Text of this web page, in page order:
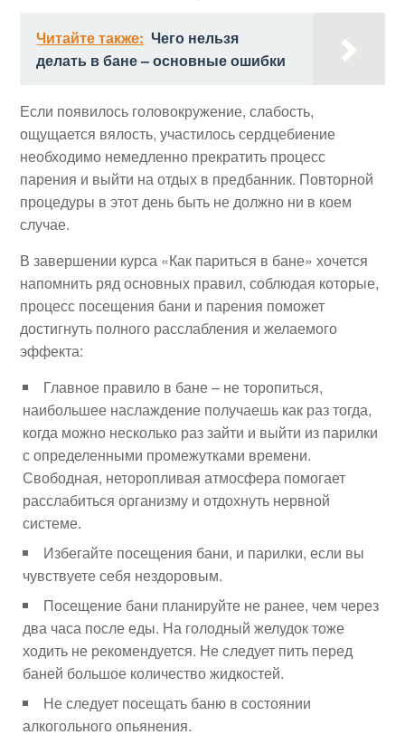
Читайте также: Чего нельзя
делать в бане – основные ошибки
Если появилось головокружение, слабость,
ощущается вялость, участилось сердцебиение
необходимо немедленно прекратить процесс
парения и выйти на отдых в предбанник. Повторной
процедуры в этот день быть не должно ни в коем
случае.
В завершении курса «Как париться в бане» хочется
напомнить ряд основных правил, соблюдая которые,
процесс посещения бани и парения поможет
достигнуть полного расслабления и желаемого
эффекта:
Главное правило в бане – не торопиться,
наибольшее наслаждение получаешь как раз тогда,
когда можно несколько раз зайти и выйти из парилки
с определенными промежутками времени.
Свободная, неторопливая атмосфера помогает
расслабиться организму и отдохнуть нервной
системе.
Избегайте посещения бани, и парилки, если вы
чувствуете себя нездоровым.
Посещение бани планируйте не ранее, чем через
два часа после еды. На голодный желудок тоже
ходить не рекомендуется. Не следует пить перед
баней большое количество жидкостей.
Не следует посещать баню в состоянии
алкогольного опьянения.